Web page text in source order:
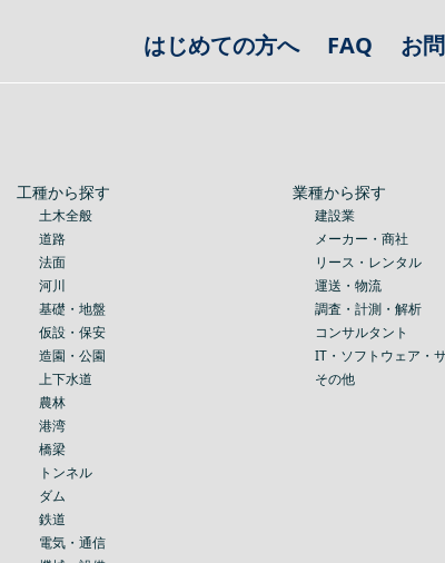
はじめての方へ FAQ お
工種から探す
土木全般
道路
法面
河川
基礎・地盤
仮設・保安
造園・公園
上下水道
農林
港湾
橋梁
トンネル
ダム
鉄道
電気・通信
業種から探す
建設業
メーカー・商社
リース・レンタル
運送・物流
調査・計測・解析
コンサルタント
IT・ソフトウェア・
その他